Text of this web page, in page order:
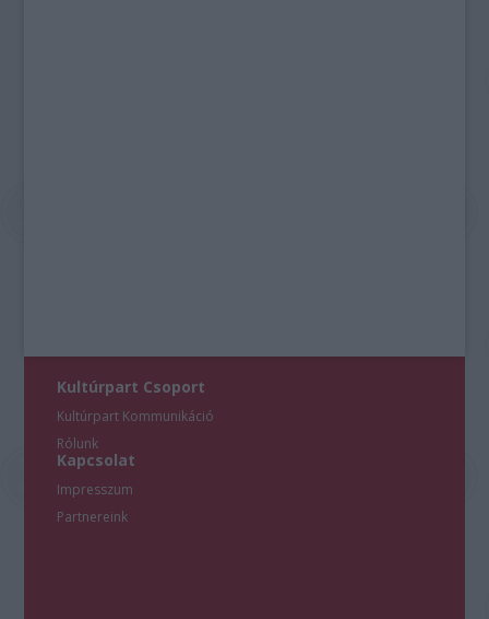
Kultúrpart Csoport
Kultúrpart Kommunikáció
Rólunk
Kapcsolat
Impresszum
Partnereink